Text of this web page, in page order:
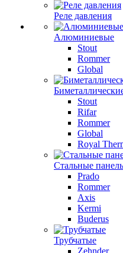
Реле давления
Алюминиевые
Stout
Rommer
Global
Stout
Rifar
Rommer
Global
Royal
Стальные
Prado
Rommer
Axis
Kermi
Buderus
Трубчатые
Zehnder